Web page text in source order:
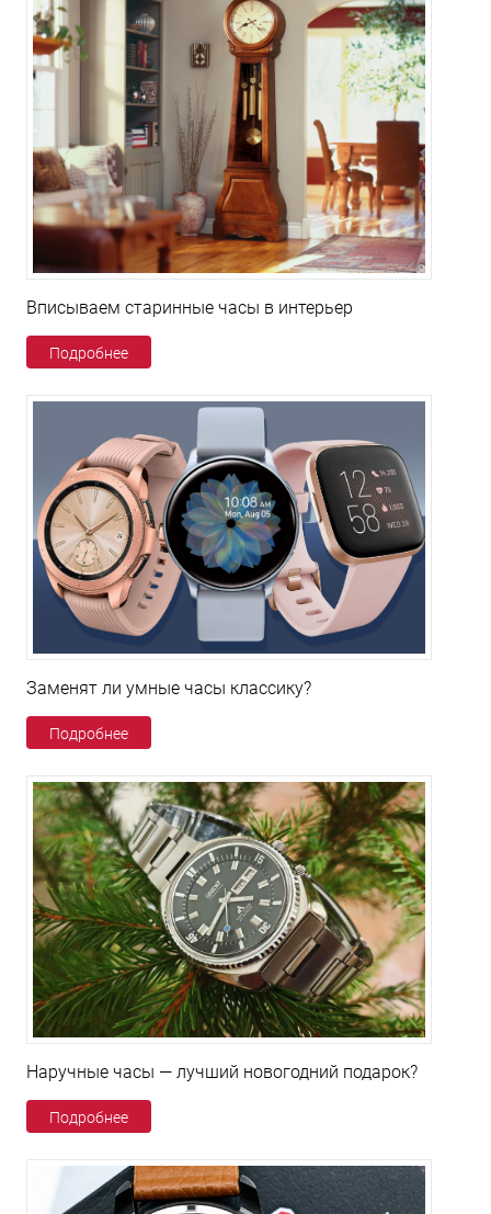
Вписываем старинные часы в интерьер
Подробнее
Заменят ли умные часы классику?
Подробнее
Наручные часы — лучший новогодний подарок?
Подробнее